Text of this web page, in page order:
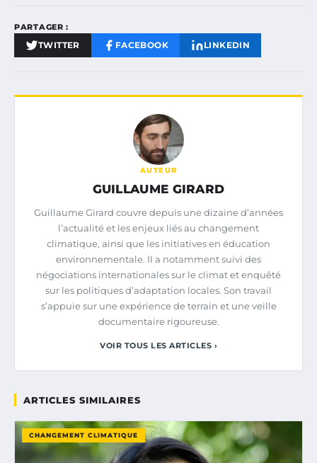
PARTAGER :
TWITTER FACEBOOK LINKEDIN
AUTEUR
GUILLAUME GIRARD
Guillaume Girard couvre depuis une dizaine d’années
l’actualité et les enjeux liés au changement
climatique, ainsi que les initiatives en éducation
environnementale. Il a notamment suivi des
négociations internationales sur le climat et enquêté
sur les politiques d’adaptation locales. Son travail
s’appuie sur une expérience de terrain et une veille
documentaire rigoureuse.
VOIR TOUS LES ARTICLES ›
ARTICLES SIMILAIRES
CHANGEMENT CLIMATIQUE